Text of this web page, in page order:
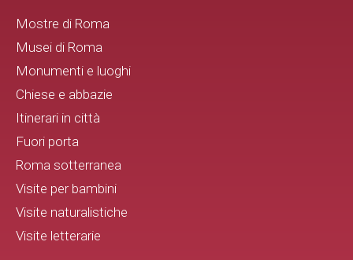
Mostre di Roma
Musei di Roma
Monumenti e luoghi
Chiese e abbazie
Itinerari in città
Fuori porta
Roma sotterranea
Visite per bambini
Visite naturalistiche
Visite letterarie